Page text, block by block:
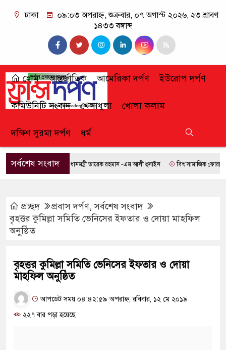
ঢাকা
০৯:০৩ অপরাহ্ন, শুক্রবার, ০৭ অগাস্ট ২০২৬, ২৩ শ্রাবণ
১৪৩৩ বঙ্গাব্দ
হোম আন্তর্জাতিক আমেরিকা দর্পণ ইউরোপ দর্পণ
কমিউনিটি সংবাদ খেলাধুলা খোলা কলাম
দক্ষিণ সুরমা দর্পণ ধর্ম
সর্বশেষ সংবাদপ্রধানমন্ত্রী তারেক রহমান -এম আলী হুসাইন বিশ্ব সামাজিক ফোরামে
প্রচ্ছদ প্রবাস দর্পণ,সর্বশেষ সংবাদ
বৃহত্তর কুমিল্লা সমিতি ভেনিসের ইফতার ও দোয়া মাহফিল
অনুষ্ঠিত
বৃহত্তর কুমিল্লা সমিতি ভেনিসের ইফতার ও দোয়া
মাহফিল অনুষ্ঠিত
আপডেট সময় ০৪:৪২:৫৯ অপরাহ্ন, রবিবার, ১২ মে ২০১৯
২২৭ বার পড়া হয়েছে